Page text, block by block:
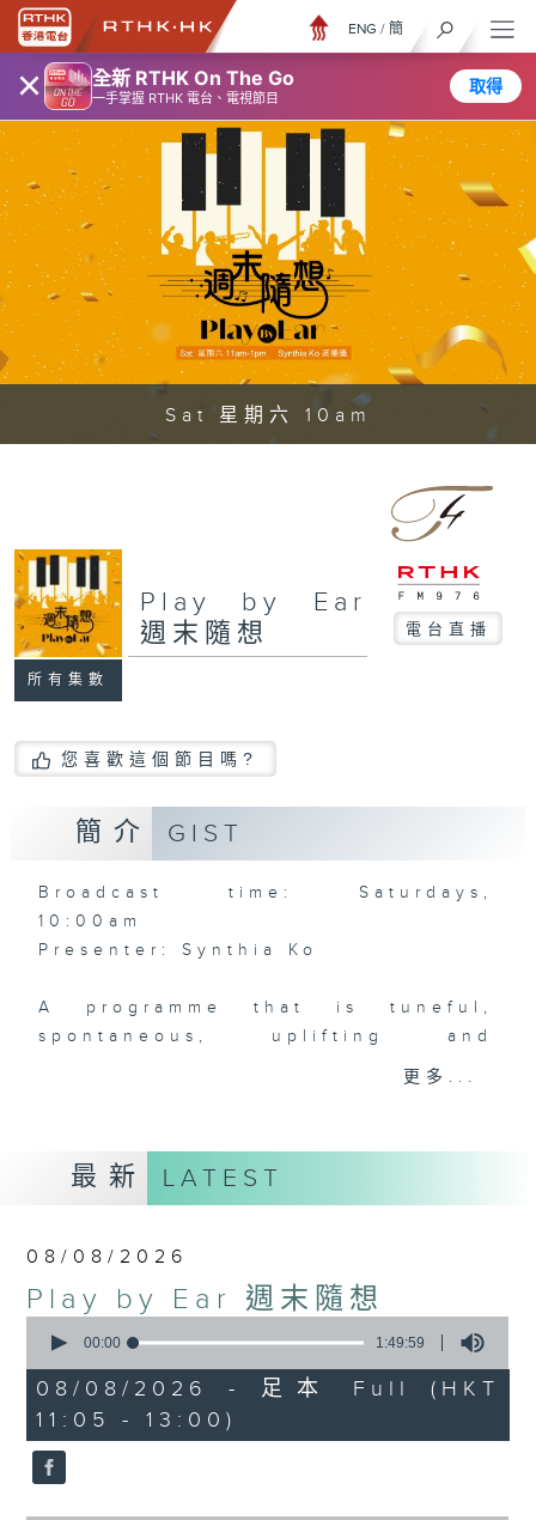
× 全新 RTHK On The Go
一手掌握 RTHK 電台、電視節目
取得
ENG / 簡
Sat 星期六 10am
所有集數
Play by Ear
週末隨想
電台直播
您喜歡這個節目嗎?
簡介 GIST
Broadcast time: Saturdays,
10:00am
Presenter: Synthia Ko
A programme that is tuneful,
spontaneous, uplifting and
inviting… what a wonderful way to
更多...
最新 LATEST
08/08/2026
Play by Ear 週末隨想
seconds
1
hour,
49
minutes,
59
seconds
00:00 1:49:59
08/08/2026 - 足本 Full (HKT
11:05 - 13:00)